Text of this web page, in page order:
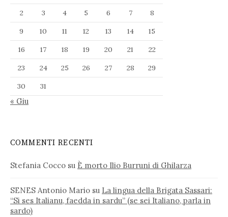
2
3 4 5 6 7
8
9
10 11 12 13 14
15
16
17 18 19 20 21
22
23
24 25 26 27 28
29
30
31
« Giu
COMMENTI RECENTI
Stefania Cocco su È morto Ilio Burruni di Ghilarza
SENES Antonio Mario su La lingua della Brigata Sassari:
“Si ses Italianu, faedda in sardu” (se sei Italiano, parla in
sardo)